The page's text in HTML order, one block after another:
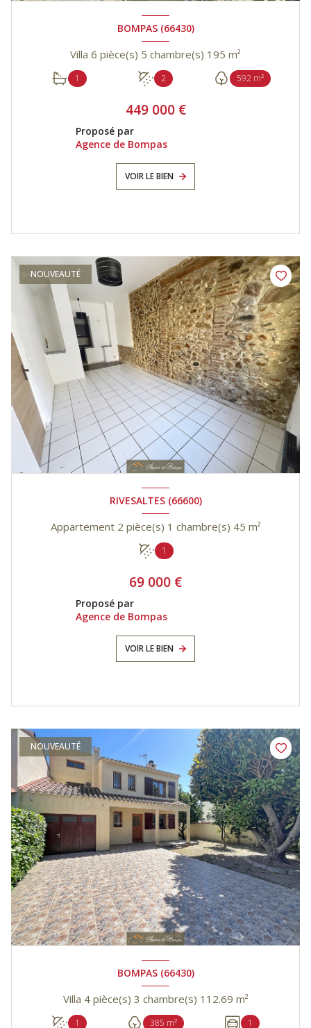
BOMPAS (66430)
Villa 6 pièce(s) 5 chambre(s) 195 m²
1 2 592 m²
449 000 €
Proposé par
Agence de Bompas
VOIR LE BIEN
NOUVEAUTÉ
RIVESALTES (66600)
Appartement 2 pièce(s) 1 chambre(s) 45 m²
1
69 000 €
Proposé par
Agence de Bompas
VOIR LE BIEN
NOUVEAUTÉ
BOMPAS (66430)
Villa 4 pièce(s) 3 chambre(s) 112.69 m²
1 385 m² 1